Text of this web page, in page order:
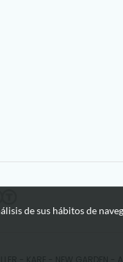
de sus hábitos de